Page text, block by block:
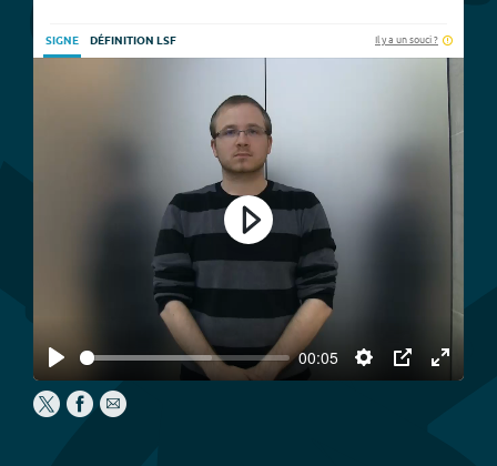
SIGNE DÉFINITION LSF Il y a un souci ?
Play
00:05
Settings
PIP
Enter
Play